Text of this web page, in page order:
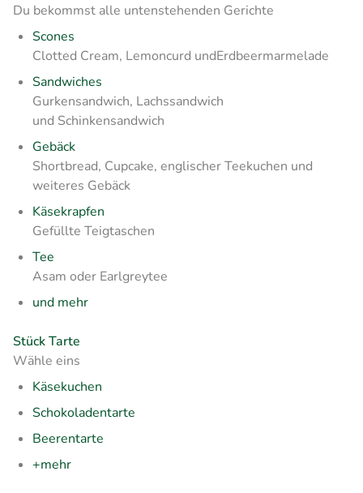
Du bekommst alle untenstehenden Gerichte
Scones
Clotted Cream, Lemoncurd undErdbeermarmelade
Sandwiches
Gurkensandwich, Lachssandwich
und Schinkensandwich
Gebäck
Shortbread, Cupcake, englischer Teekuchen und
weiteres Gebäck
Käsekrapfen
Gefüllte Teigtaschen
Tee
Asam oder Earlgreytee
und mehr
Stück Tarte
Wähle eins
Käsekuchen
Schokoladentarte
Beerentarte
+mehr